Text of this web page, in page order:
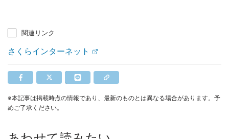
関連リンク
さくらインターネット
※本記事は掲載時点の情報であり、最新のものとは異なる場合があります。予
めご了承ください。